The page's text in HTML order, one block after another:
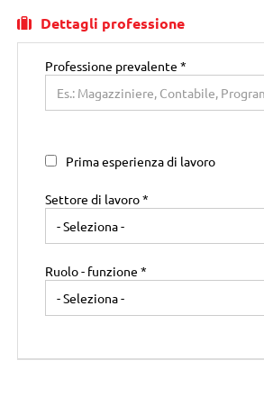
Dettagli professione
Professione prevalente *
Prima esperienza di lavoro
Settore di lavoro *
Ruolo - funzione *